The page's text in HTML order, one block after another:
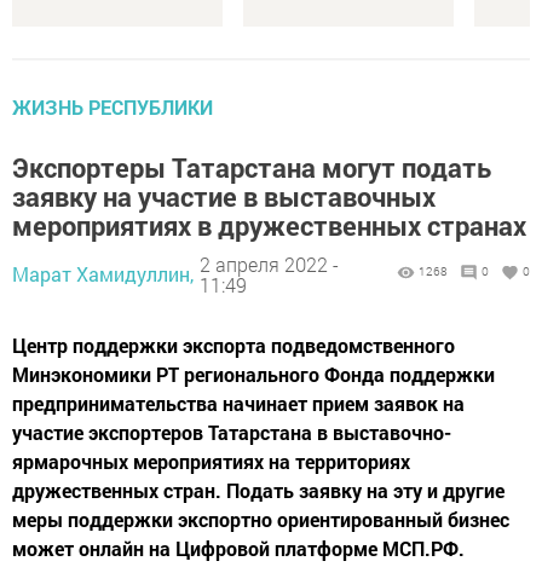
ЖИЗНЬ РЕСПУБЛИКИ
Экспортеры Татарстана могут подать
заявку на участие в выставочных
мероприятиях в дружественных странах
Марат Хамидуллин, 2 апреля 2022 -
11:49
1268 0 0
Центр поддержки экспорта подведомственного
Минэкономики РТ регионального Фонда поддержки
предпринимательства начинает прием заявок на
участие экспортеров Татарстана в выставочно-
ярмарочных мероприятиях на территориях
дружественных стран. Подать заявку на эту и другие
меры поддержки экспортно ориентированный бизнес
может онлайн на Цифровой платформе МСП.РФ.